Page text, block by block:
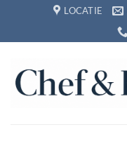
inhoud
LOCATIE